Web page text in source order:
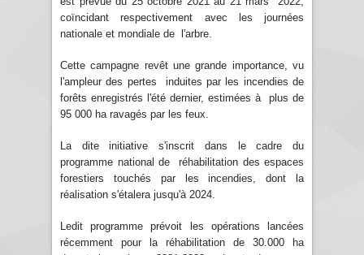
coïncidant respectivement avec les journées
nationale et mondiale de l'arbre.
Cette campagne revêt une grande importance, vu
l'ampleur des pertes induites par les incendies de
forêts enregistrés l'été dernier, estimées à plus de
95 000 ha ravagés par les feux.
La dite initiative s'inscrit dans le cadre du
programme national de réhabilitation des espaces
forestiers touchés par les incendies, dont la
réalisation s'étalera jusqu'à 2024.
Ledit programme prévoit les opérations lancées
récemment pour la réhabilitation de 30.000 ha